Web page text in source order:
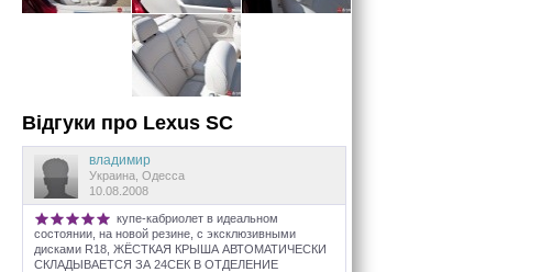
Відгуки про Lexus SC
владимир
Украина, Одесса
10.08.2008
купе-кабриолет в идеальном
состоянии, на новой резине, с эксклюзивными
дисками R18, ЖЁСТКАЯ КРЫША АВТОМАТИЧЕСКИ
СКЛАДЫВАЕТСЯ ЗА 24СЕК В ОТДЕЛЕНИЕ